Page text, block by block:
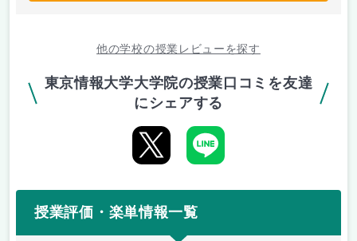
他の学校の授業レビューを探す
東京情報大学大学院の授業口コミを友達
にシェアする
授業評価・楽単情報一覧